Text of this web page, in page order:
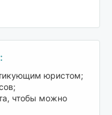
юристом;
чтобы можно